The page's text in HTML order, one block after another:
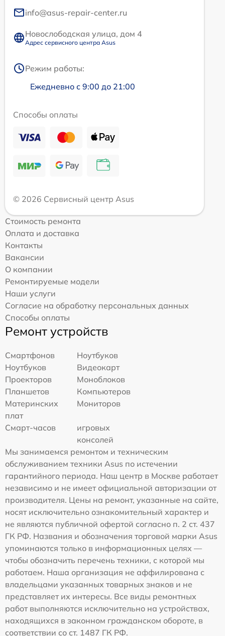
info@asus-repair-center.ru
Новослободская улица, дом 4
Адрес сервисного центра Asus
Режим работы:
Ежедневно с 9:00 до 21:00
Способы оплаты
© 2026 Сервисный центр Asus
Стоимость ремонта
Оплата и доставка
Контакты
Вакансии
О компании
Ремонтируемые модели
Наши услуги
Согласие на обработку персональных данных
Способы оплаты
Ремонт устройств
Смартфонов
Ноутбуков
Ноутбуков
Видеокарт
Проекторов
Моноблоков
Планшетов
Компьютеров
Материнских
плат
Мониторов
Смарт-часов
игровых
консолей
Мы занимаемся ремонтом и техническим
обслуживанием техники Asus по истечении
гарантийного периода. Наш центр в Москве работает
независимо и не имеет официальной авторизации от
производителя. Цены на ремонт, указанные на сайте,
носят исключительно ознакомительный характер и
не являются публичной офертой согласно п. 2 ст. 437
ГК РФ. Названия и обозначения торговой марки Asus
упоминаются только в информационных целях —
чтобы обозначить перечень техники, с которой мы
работаем. Наша организация не аффилирована с
владельцами указанных товарных знаков и не
представляет их интересы. Все виды ремонтных
работ выполняются исключительно на устройствах,
находящихся в законном гражданском обороте, в
соответствии со ст. 1487 ГК РФ.